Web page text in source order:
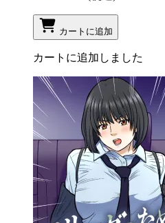
カートに追加
カートに追加しました